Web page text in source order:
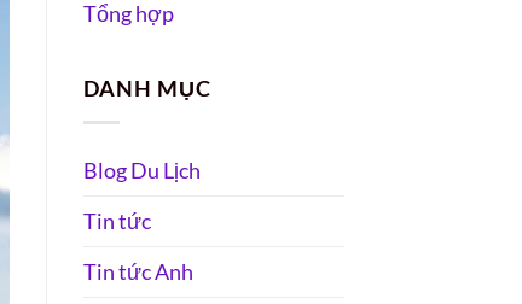
Tổng hợp
DANH MỤC
Blog Du Lịch
Tin tức
Tin tức Anh